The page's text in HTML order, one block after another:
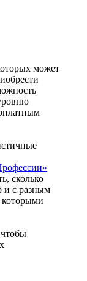
может
сколько
и с разным